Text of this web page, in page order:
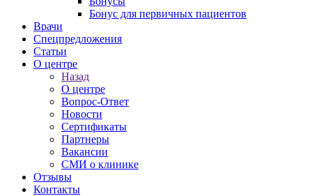
Бонус для первичных пациентов
Врачи
Спецпредложения
Статьи
О центре
Назад
О центре
Вопрос-Ответ
Новости
Сертификаты
Партнеры
Вакансии
СМИ о клинике
Отзывы
Контакты